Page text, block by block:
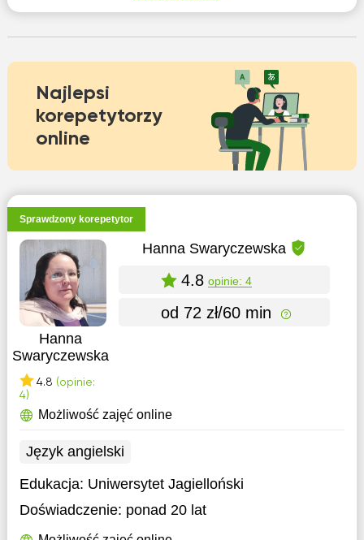
Najlepsi
korepetytorzy
online
Sprawdzony korepetytor
Hanna
Swaryczewska
4.8 (opinie:
4)
Hanna Swaryczewska
4.8 opinie: 4
od 72 zł/60 min
Możliwość zajęć online
Język angielski
Edukacja: Uniwersytet Jagielloński
Doświadczenie: ponad 20 lat